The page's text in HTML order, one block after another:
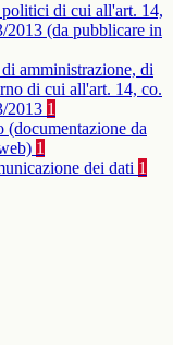
di cui all'art. 14,
2013 (da pubblicare in
amministrazione, di
di cui all'art. 14, co.
2013 1
(documentazione da
1
dei dati 1